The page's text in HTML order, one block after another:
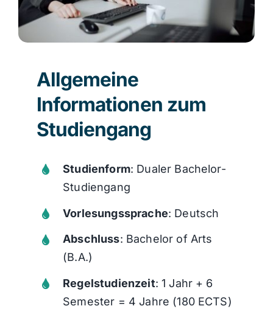
Allgemeine
Informationen zum
Studiengang
Studienform: Dualer Bachelor-
Studiengang
Vorlesungssprache: Deutsch
Abschluss: Bachelor of Arts
(B.A.)
Regelstudienzeit: 1 Jahr + 6
Semester = 4 Jahre (180 ECTS)